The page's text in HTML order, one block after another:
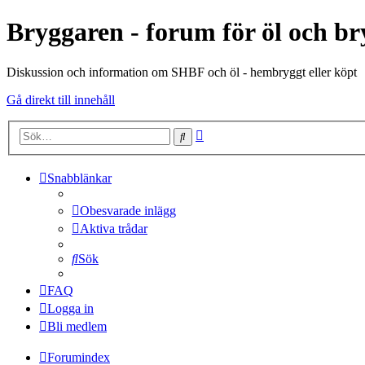
Bryggaren - forum för öl och
Diskussion och information om SHBF och öl - hembryggt eller köpt
Gå direkt till innehåll
Sök
Snabblänkar
Obesvarade inlägg
Aktiva trådar
Sök
FAQ
Logga in
Bli medlem
Forumindex